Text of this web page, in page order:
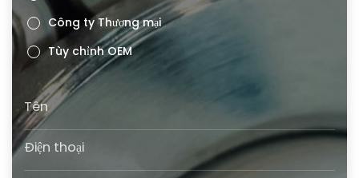
Công ty Thương mại
Tùy chỉnh OEM